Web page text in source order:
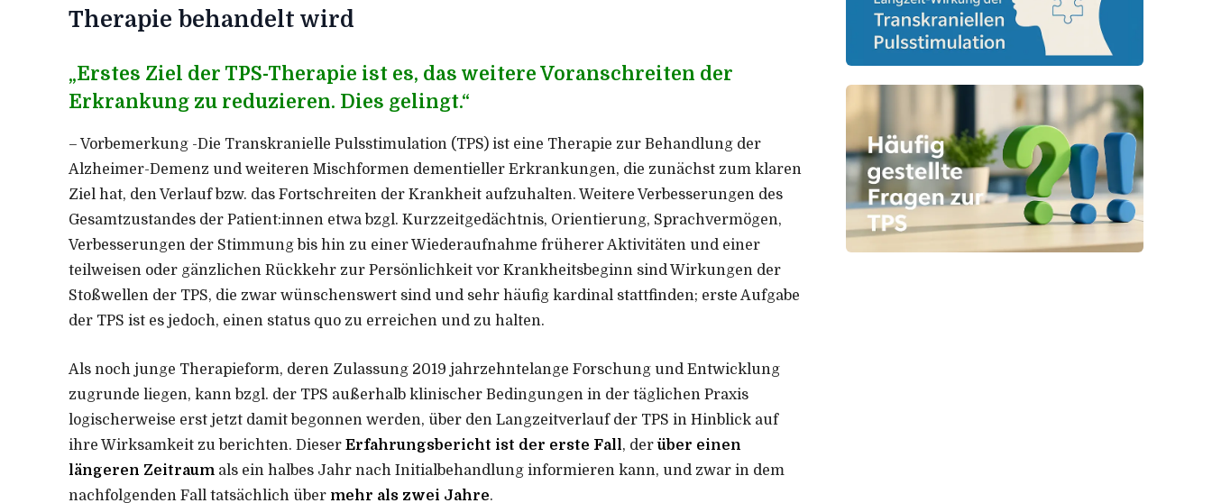
Therapie behandelt wird
„Erstes Ziel der TPS-Therapie ist es, das weitere Voranschreiten der
Erkrankung zu reduzieren. Dies gelingt.“
– Vorbemerkung -Die Transkranielle Pulsstimulation (TPS) ist eine Therapie zur Behandlung der
Alzheimer-Demenz und weiteren Mischformen dementieller Erkrankungen, die zunächst zum klaren
Ziel hat, den Verlauf bzw. das Fortschreiten der Krankheit aufzuhalten. Weitere Verbesserungen des
Gesamtzustandes der Patient:innen etwa bzgl. Kurzzeitgedächtnis, Orientierung, Sprachvermögen,
Verbesserungen der Stimmung bis hin zu einer Wiederaufnahme früherer Aktivitäten und einer
teilweisen oder gänzlichen Rückkehr zur Persönlichkeit vor Krankheitsbeginn sind Wirkungen der
Stoßwellen der TPS, die zwar wünschenswert sind und sehr häufig kardinal stattfinden; erste Aufgabe
der TPS ist es jedoch, einen status quo zu erreichen und zu halten.
Als noch junge Therapieform, deren Zulassung 2019 jahrzehntelange Forschung und Entwicklung
zugrunde liegen, kann bzgl. der TPS außerhalb klinischer Bedingungen in der täglichen Praxis
logischerweise erst jetzt damit begonnen werden, über den Langzeitverlauf der TPS in Hinblick auf
ihre Wirksamkeit zu berichten. Dieser Erfahrungsbericht ist der erste Fall, der über einen
längeren Zeitraum als ein halbes Jahr nach Initialbehandlung informieren kann, und zwar in dem
nachfolgenden Fall tatsächlich über mehr als zwei Jahre.